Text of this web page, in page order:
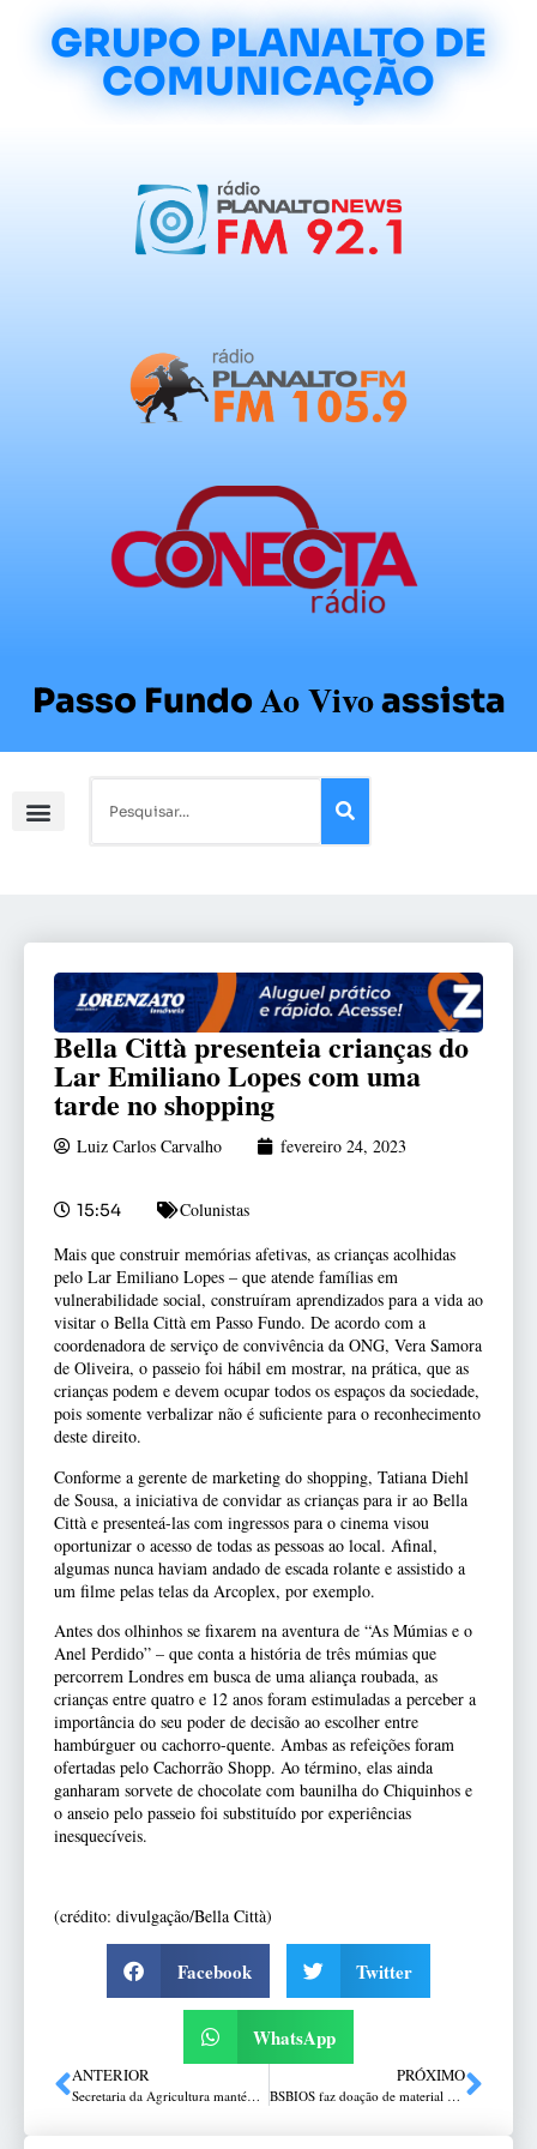
GRUPO PLANALTO DE
COMUNICAÇÃO
Passo FundoAo Vivoassista
Bella Città presenteia crianças do
Lar Emiliano Lopes com uma
tarde no shopping
Luiz Carlos Carvalho fevereiro 24, 2023
15:54
Colunistas
Mais que construir memórias afetivas, as crianças acolhidas
pelo Lar Emiliano Lopes – que atende famílias em
vulnerabilidade social, construíram aprendizados para a vida ao
visitar o Bella Città em Passo Fundo. De acordo com a
coordenadora de serviço de convivência da ONG, Vera Samora
de Oliveira, o passeio foi hábil em mostrar, na prática, que as
crianças podem e devem ocupar todos os espaços da sociedade,
pois somente verbalizar não é suficiente para o reconhecimento
deste direito.
Conforme a gerente de marketing do shopping, Tatiana Diehl
de Sousa, a iniciativa de convidar as crianças para ir ao Bella
Città e presenteá-las com ingressos para o cinema visou
oportunizar o acesso de todas as pessoas ao local. Afinal,
algumas nunca haviam andado de escada rolante e assistido a
um filme pelas telas da Arcoplex, por exemplo.
Antes dos olhinhos se fixarem na aventura de “As Múmias e o
Anel Perdido” – que conta a história de três múmias que
percorrem Londres em busca de uma aliança roubada, as
crianças entre quatro e 12 anos foram estimuladas a perceber a
importância do seu poder de decisão ao escolher entre
hambúrguer ou cachorro-quente. Ambas as refeições foram
ofertadas pelo Cachorrão Shopp. Ao término, elas ainda
ganharam sorvete de chocolate com baunilha do Chiquinhos e
o anseio pelo passeio foi substituído por experiências
inesquecíveis.
(crédito: divulgação/Bella Città)
Facebook Twitter
WhatsApp
ANTERIOR
Secretaria da Agricultura mantém vigilância permanente para evitar a entrada da gripe aviária no RS
PRÓXIMO
BSBIOS faz doação de material ao Corpo de Bombeiros